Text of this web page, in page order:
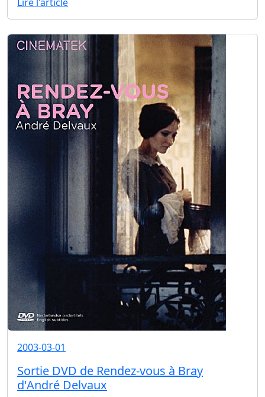
2003-03-01
Sortie DVD de Rendez-vous à Bray
d'André Delvaux